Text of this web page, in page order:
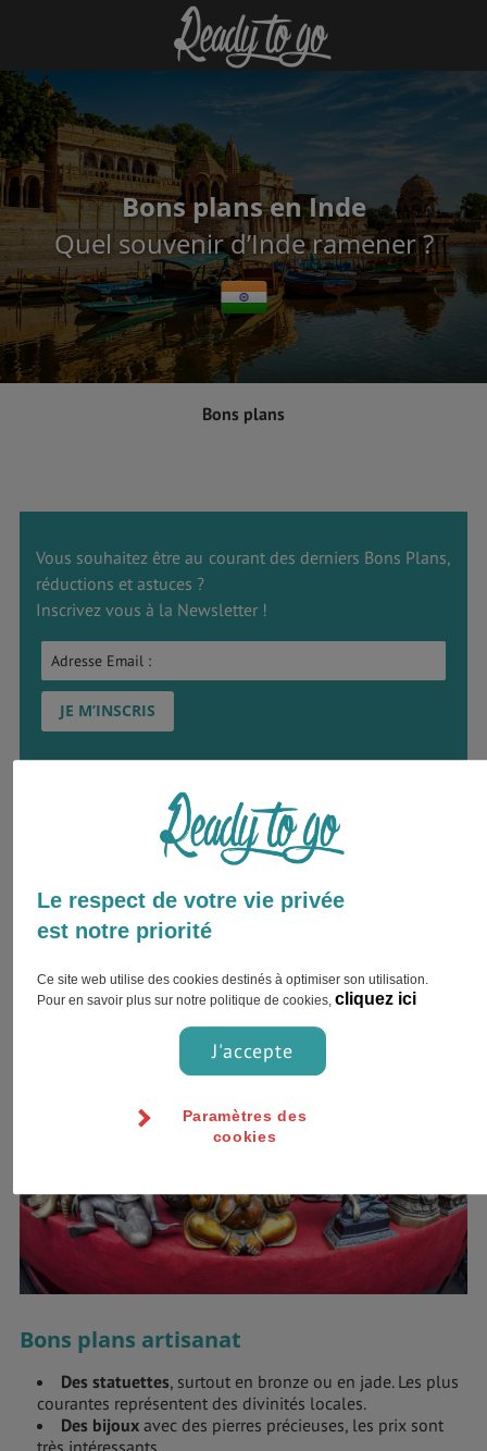
Bons plans en Inde
Quel souvenir d’Inde ramener ?
Bons plans
Vous souhaitez être au courant des derniers Bons Plans,
réductions et astuces ?
Inscrivez vous à la Newsletter !
Idées de souvenirs et cadeaux
Des souvenirs d’Inde, vous en aurez plein la tête et
sûrement plein votre appareil photo, mais tout au long de
votre voyage vous allez avoir envie de ramener pleins de
petites choses dans votre sac à dos. Voici alors les
Bons plans artisanat
Des statuettes, surtout en bronze ou en jade. Les plus
courantes représentent des divinités locales.
Des bijoux avec des pierres précieuses, les prix sont
Le respect de votre vie privée
est notre priorité
Ce site web utilise des cookies destinés à optimiser son utilisation.
Pour en savoir plus sur notre politique de cookies, cliquez ici
J'accepte
Paramètres des
cookies